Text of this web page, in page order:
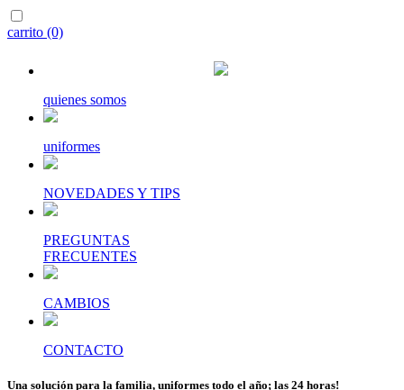
carrito (0)
quienes somos
uniformes
NOVEDADES Y TIPS
PREGUNTAS
FRECUENTES
CAMBIOS
CONTACTO
Una solución para la familia, uniformes todo el año; las 24 horas!